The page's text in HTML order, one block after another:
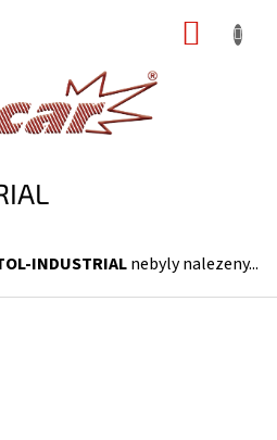
INDUSTRIALnebyly nalezeny...